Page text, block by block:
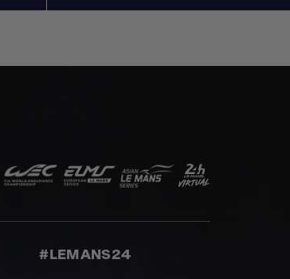
#LEMANS24